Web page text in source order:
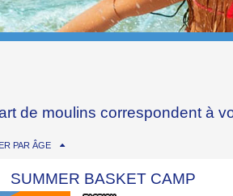
de moulins correspondent à
PAR ÂGE
SUMMER BASKET CAMP